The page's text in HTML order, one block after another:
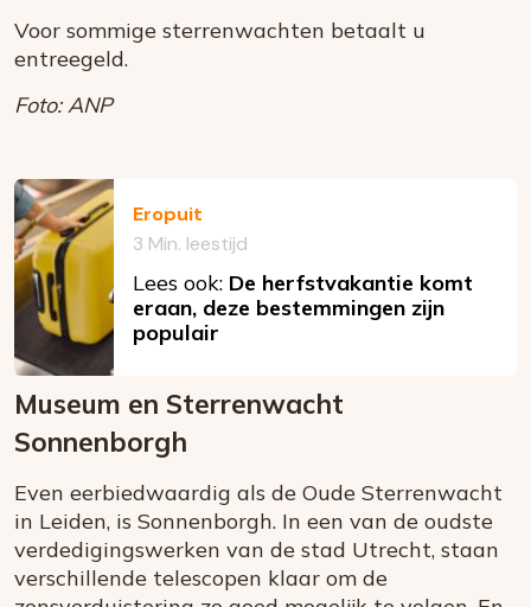
Voor sommige sterrenwachten betaalt u
entreegeld.
Foto: ANP
Eropuit
3 Min. leestijd
Lees ook: De herfstvakantie komt
eraan, deze bestemmingen zijn
populair
Museum en Sterrenwacht
Sonnenborgh
Even eerbiedwaardig als de Oude Sterrenwacht
in Leiden, is Sonnenborgh. In een van de oudste
verdedigingswerken van de stad Utrecht, staan
verschillende telescopen klaar om de